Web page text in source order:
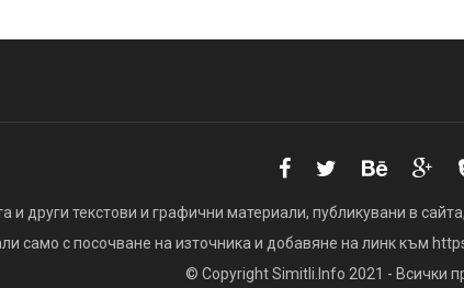
и други текстови и графични материали, публикувани в
само с посочване на източника и добавяне на линк към
© Copyright Simitli.Info 2021 - Всички